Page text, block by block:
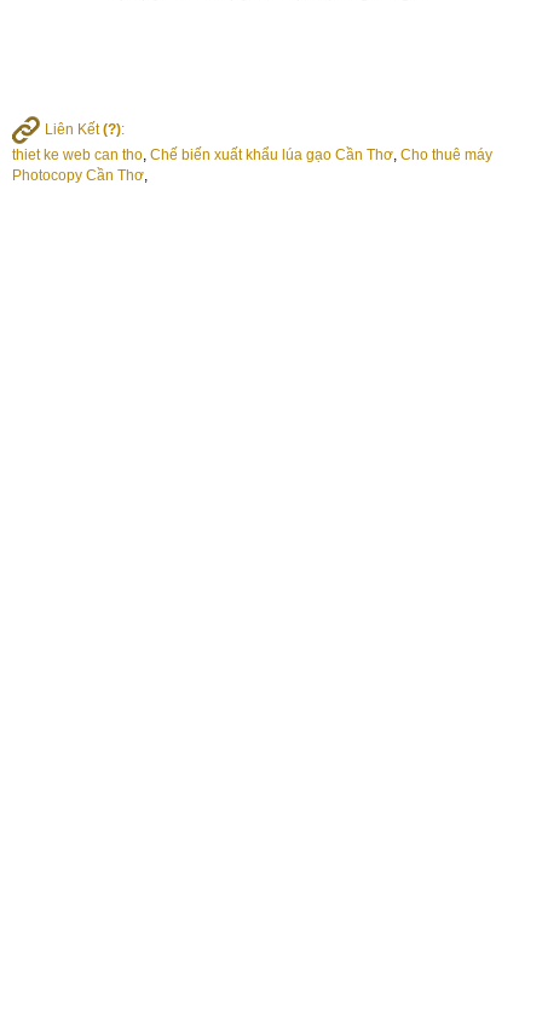
Liên Kết(?):
thiet ke web can tho, Chế biến xuất khẩu lúa gạo Cần Thơ, Cho thuê máy
Photocopy Cần Thơ,